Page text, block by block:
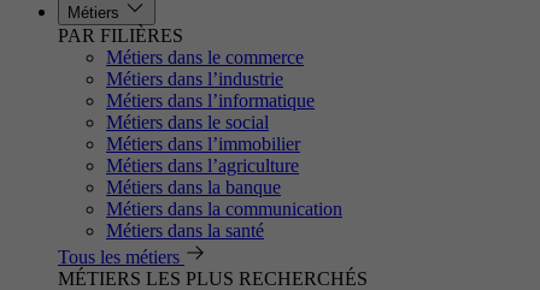
Métiers
PAR FILIÈRES
Métiers dans le commerce
Métiers dans l’industrie
Métiers dans l’informatique
Métiers dans le social
Métiers dans l’immobilier
Métiers dans l’agriculture
Métiers dans la banque
Métiers dans la communication
Métiers dans la santé
Tous les métiers
MÉTIERS LES PLUS RECHERCHÉS